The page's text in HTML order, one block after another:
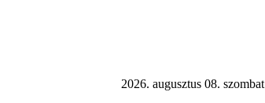
2026. augusztus 08. szombat